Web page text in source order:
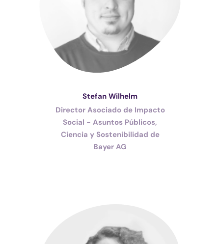
Stefan Wilhelm
Director Asociado de Impacto
Social - Asuntos Públicos,
Ciencia y Sostenibilidad de
Bayer AG